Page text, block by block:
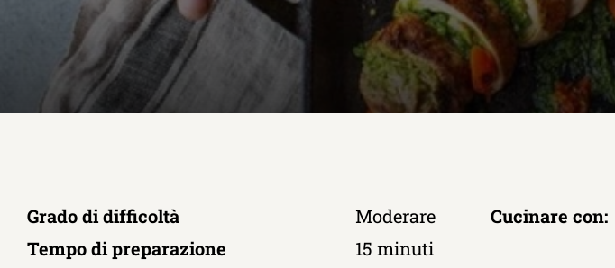
Grado di difficoltà
Moderare
Tempo di preparazione
15 minuti
Cucinare con: